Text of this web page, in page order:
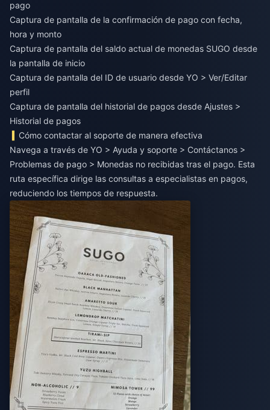
pago
Captura de pantalla de la confirmación de pago con fecha,
hora y monto
Captura de pantalla del saldo actual de monedas SUGO desde
la pantalla de inicio
Captura de pantalla del ID de usuario desde YO > Ver/Editar
perfil
Captura de pantalla del historial de pagos desde Ajustes >
Historial de pagos
Cómo contactar al soporte de manera efectiva
Navega a través de YO > Ayuda y soporte > Contáctanos >
Problemas de pago > Monedas no recibidas tras el pago. Esta
ruta específica dirige las consultas a especialistas en pagos,
reduciendo los tiempos de respuesta.